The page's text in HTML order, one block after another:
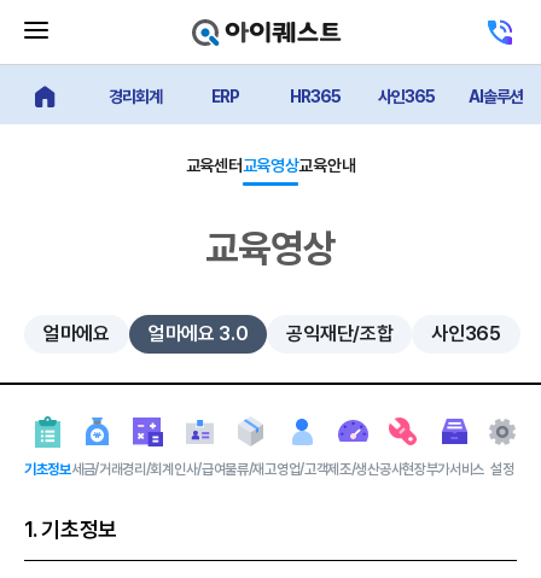
기
버
튼
센
터
얼마에요 메인경리회계 ERP HR365 사인365 AI솔루션
교육센터교육영상교육안내
교육영상
얼마에요 얼마에요 3.0 공익재단/조합 사인365
기초정보세금/거래경리/회계 인사/급여물류/재고영업/고객제조/생산공사현장부가서비스 설정
1. 기초정보